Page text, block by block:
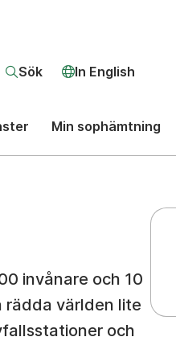
Sök In English
Min sophämtning
invånare och 10
rädda världen lite
och